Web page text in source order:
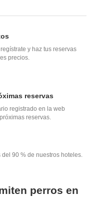
y haz tus reservas
precios.
reservas
registrado en la web
reservas.
90 % de nuestros hoteles.
perros en